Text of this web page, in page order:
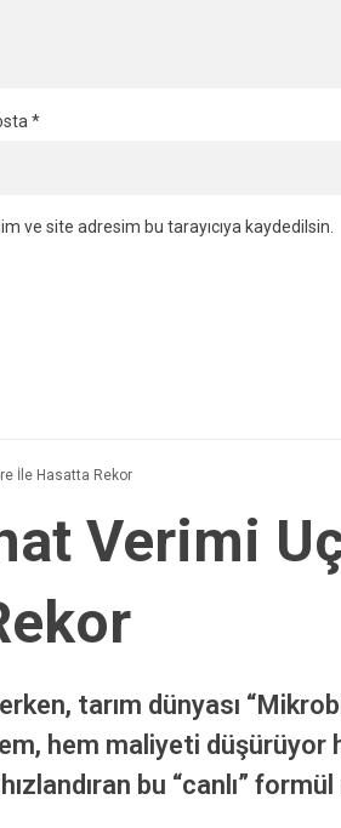
*
ve site adresim bu tarayıcıya kaydedilsin.
İle Hasatta Rekor
Verimi
tarım dünyası
hem maliyeti düşürüyor
bu “canlı”